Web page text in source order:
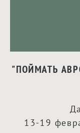
"ПОЙМАТЬ
13-19